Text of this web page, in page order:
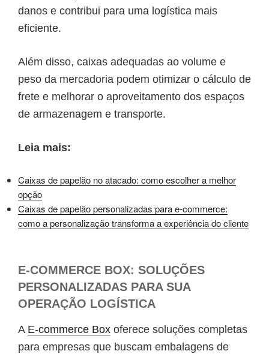
danos e contribui para uma logística mais
eficiente.
Além disso, caixas adequadas ao volume e
peso da mercadoria podem otimizar o cálculo de
frete e melhorar o aproveitamento dos espaços
de armazenagem e transporte.
Leia mais:
Caixas de papelão no atacado: como escolher a melhor
opção
Caixas de papelão personalizadas para e-commerce:
como a personalização transforma a experiência do cliente
E-COMMERCE BOX: SOLUÇÕES
PERSONALIZADAS PARA SUA
OPERAÇÃO LOGÍSTICA
A E-commerce Box oferece soluções completas
para empresas que buscam embalagens de